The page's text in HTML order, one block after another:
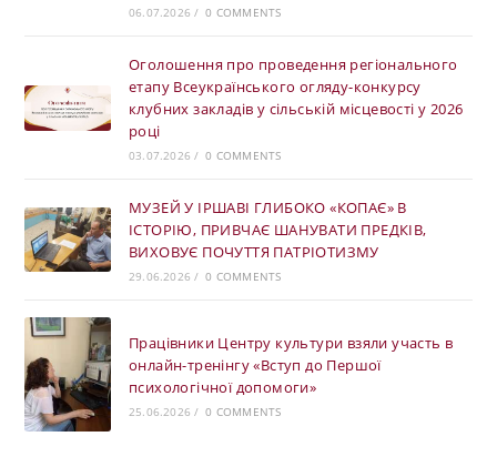
06.07.2026 / 0 COMMENTS
Оголошення про проведення регіонального
етапу Всеукраїнського огляду-конкурсу
клубних закладів у сільській місцевості у 2026
році
03.07.2026 / 0 COMMENTS
МУЗЕЙ У ІРШАВІ ГЛИБОКО «КОПАЄ» В
ІСТОРІЮ, ПРИВЧАЄ ШАНУВАТИ ПРЕДКІВ,
ВИХОВУЄ ПОЧУТТЯ ПАТРІОТИЗМУ
29.06.2026 / 0 COMMENTS
Працівники Центру культури взяли участь в
онлайн-тренінгу «Вступ до Першої
психологічної допомоги»
25.06.2026 / 0 COMMENTS